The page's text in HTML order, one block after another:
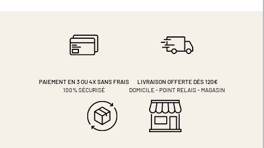
PAIEMENT EN 3 OU 4XSANS FRAIS
100% SÉCURISÉ
LIVRAISON OFFERTE DÈS 120€
DOMICILE - POINT RELAIS - MAGASIN